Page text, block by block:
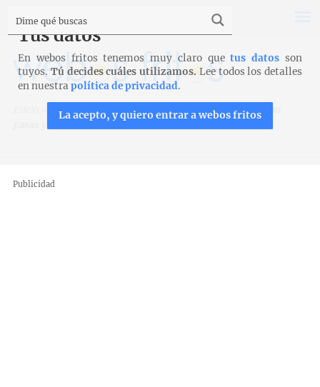
Pan Panes integrales
Pan de espelta integral con
Publicidad
Tus datos
En webos fritos tenemos muy claro quetus datos son
tuyos. Tú decides cuáles utilizamos. Lee todos los detalles
en nuestrapolítica de privacidad.
La acepto, y quiero entrar a webos fritos